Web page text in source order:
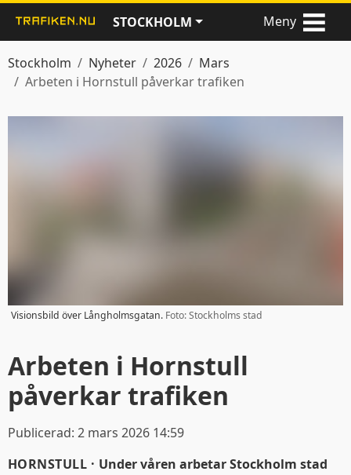
STOCKHOLM Meny
Stockholm Nyheter 2026
Mars
Arbeten i Hornstull påverkar trafiken
Visionsbild över Långholmsgatan. Foto: Stockholms stad
Arbeten i Hornstull
påverkar trafiken
Publicerad: 2 mars 2026 14:59
HORNSTULL · Under våren arbetar Stockholm stad